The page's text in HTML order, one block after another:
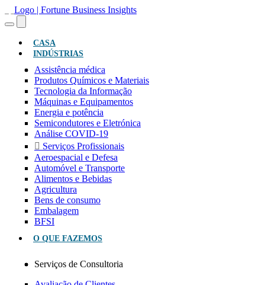
CASA
INDÚSTRIAS
Assistência médica
Produtos Químicos e Materiais
Tecnologia da Informação
Máquinas e Equipamentos
Energia e potência
Semicondutores e Eletrónica
Análise COVID-19
Serviços Profissionais
Aeroespacial e Defesa
Automóvel e Transporte
Alimentos e Bebidas
Agricultura
Bens de consumo
Embalagem
BFSI
O QUE FAZEMOS
Serviços de Consultoria